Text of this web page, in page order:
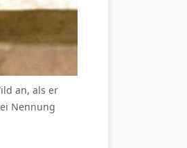
an, als er
Nennung